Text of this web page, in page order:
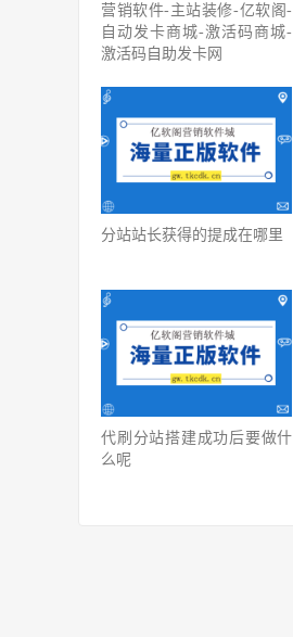
营销软件-主站装修-亿软阁-
自动发卡商城-激活码商城-
激活码自助发卡网
分站站长获得的提成在哪里
代刷分站搭建成功后要做什
么呢